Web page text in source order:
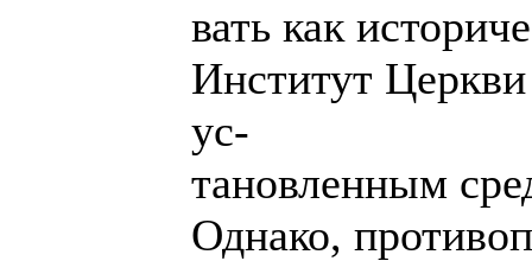
вать как
Институт
ус-
тановленным
Однако,